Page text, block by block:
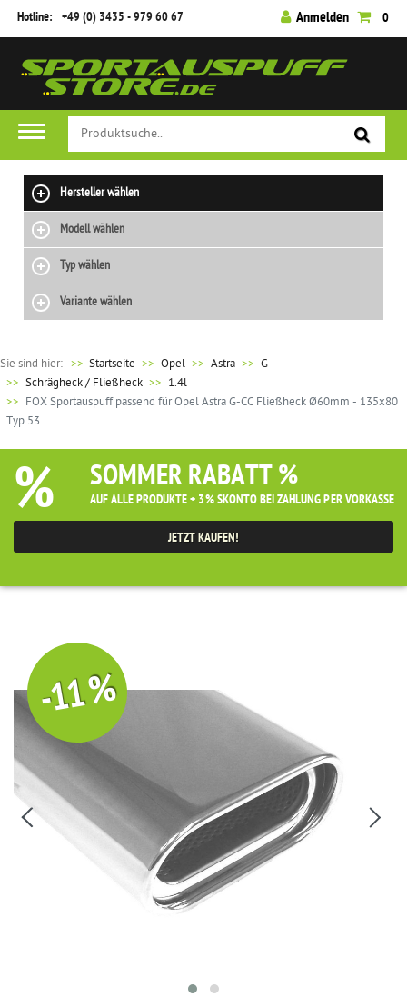
Hotline: +49 (0) 3435 - 979 60 67 Anmelden 0
Hersteller wählen
Modell wählen
Typ wählen
Variante wählen
Sie sind hier: >> Startseite Opel Astra
G
Schrägheck / Fließheck
1.4l
FOX Sportauspuff passend für Opel Astra G-CC Fließheck Ø60mm - 135x80
Typ 53
% SOMMER RABATT %
AUF ALLE PRODUKTE + 3% SKONTO BEI ZAHLUNG PER VORKASSE
JETZT KAUFEN!
-11 %